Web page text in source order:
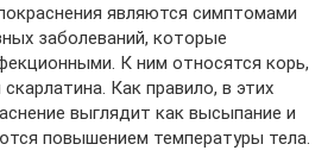
являются симптомами
заболеваний, которые
К ним относятся корь,
скарлатина. Как правило, в этих
выглядит как высыпание и
повышением температуры тела.